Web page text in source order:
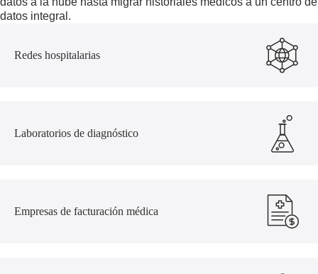
datos integral.
Redes hospitalarias
Laboratorios de diagnóstico
Empresas de facturación médica